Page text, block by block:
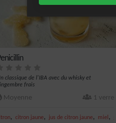
classique de l'IBA avec du whisky et
frais
Moyenne 1 verre
, citron jaune, jus de citron jaune, miel ,